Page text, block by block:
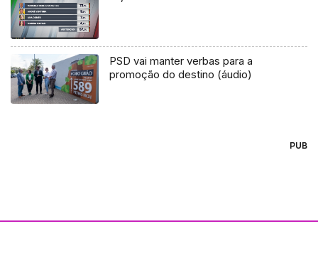
PSD vai manter verbas para a
promoção do destino (áudio)
PUB